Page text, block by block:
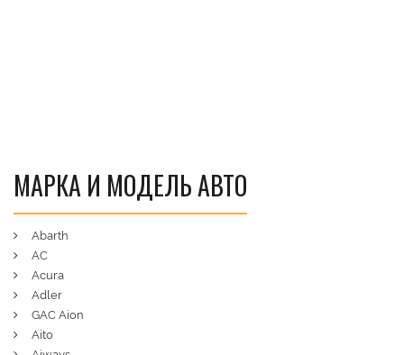
МАРКА И МОДЕЛЬ АВТО
Abarth
AC
Acura
Adler
GAC Aion
Aito